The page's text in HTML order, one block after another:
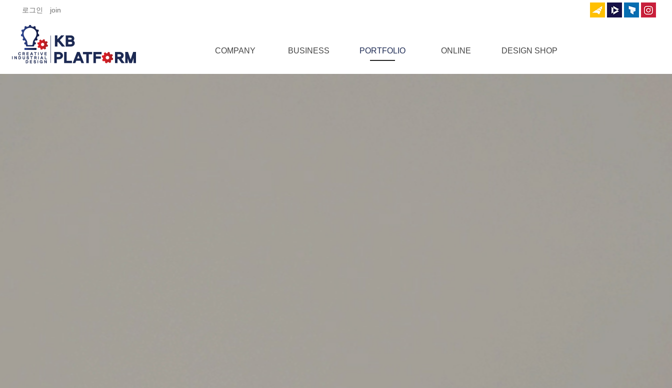
로그인 join
COMPANY BUSINESS PORTFOLIO ONLINE DESIGN SHOP